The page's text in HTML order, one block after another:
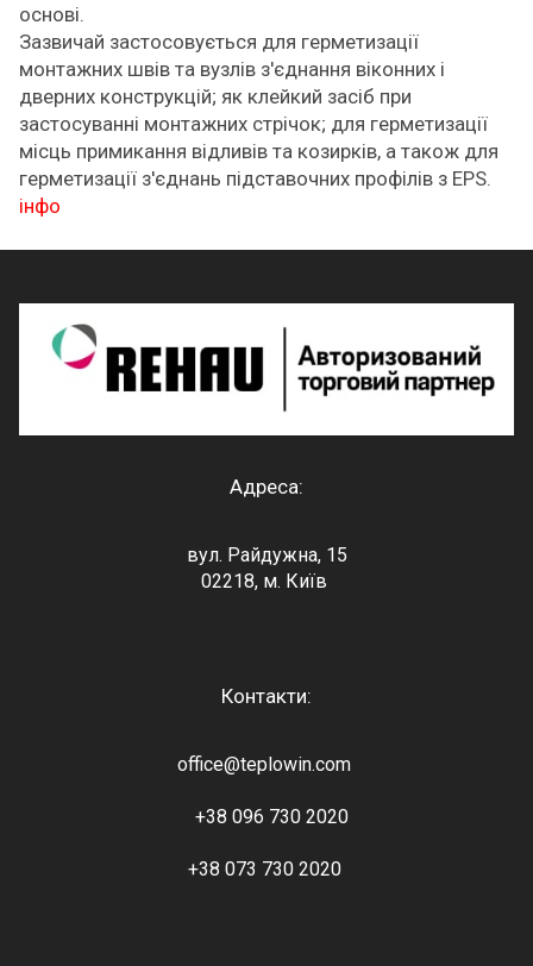
основі.
Зазвичай застосовується для герметизації
монтажних швів та вузлів з'єднання віконних і
дверних конструкцій; як клейкий засіб при
застосуванні монтажних стрічок; для герметизації
місць примикання відливів та козирків, а також для
герметизації з'єднань підставочних профілів з EPS.
інфо
Адреса:
вул. Райдужна, 15
02218, м. Київ
Контакти:
office@teplowin.com
+38 096 730 2020
+38 073 730 2020